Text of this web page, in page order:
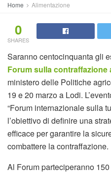
Home Alimentazione
0
SHARES
Saranno centocinquanta gli
Forum sulla contraffazione
ministero delle Politiche
19 e 20 marzo a Lodi.
“Forum internazionale sulla
l’obiettivo di definire una
efficace per garantire la
combattere la contraffazione.
Al Forum parteciperanno